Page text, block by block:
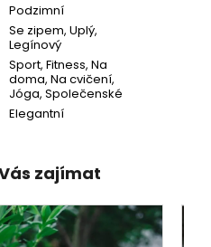
Podzimní
Se zipem, Uplý,
Legínový
Sport, Fitness, Na
doma, Na cvičení,
Jóga, Společenské
Elegantní